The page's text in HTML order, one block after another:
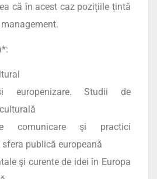
că în acest caz pozițiile țintă
europenizare. Studii de
comunicare şi practici
publică europeană
şi curente de idei în Europa